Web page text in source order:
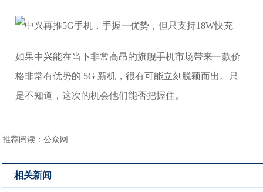
如果中兴能在当下非常高昂的旗舰手机市场带来一款价
格非常有优势的 5G 新机，很有可能立刻脱颖而出。只
是不知道，这次的机会他们能否把握住。
推荐阅读：公众网
相关新闻